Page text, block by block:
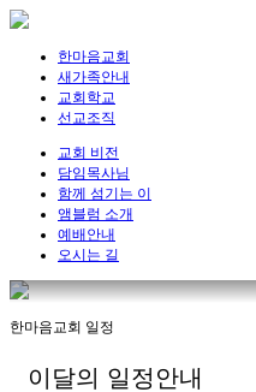
한마음교회
새가족안내
교회학교
선교조직
교회 비전
담임목사님
함께 섬기는 이
앰블럼 소개
예배안내
오시는 길
한마음교회 일정
이달의 일정안내